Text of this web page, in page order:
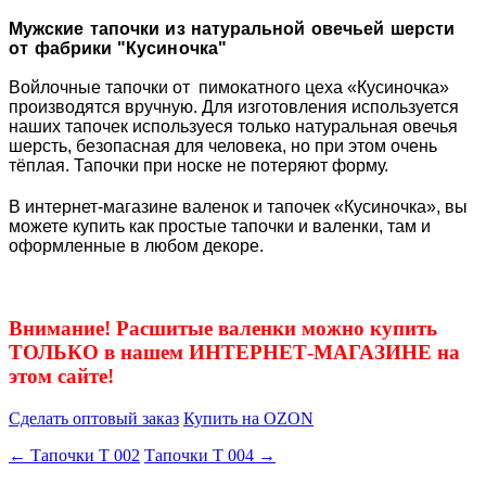
Мужские тапочки из натуральной овечьей шерсти
от фабрики "Кусиночка"
Войлочные тапочки от пимокатного цеха «Кусиночка»
производятся вручную. Для изготовления используется
наших тапочек используеся только натуральная овечья
шерсть, безопасная для человека, но при этом очень
тёплая. Тапочки при носке не потеряют форму.
В интернет-магазине валенок и тапочек «Кусиночка», вы
можете купить как простые тапочки и валенки, там и
оформленные в любом декоре.
Внимание! Расшитые валенки можно купить
ТОЛЬКО в нашем ИНТЕРНЕТ-МАГАЗИНЕ на
этом сайте!
Сделать оптовый заказ Купить на OZON
← Тапочки Т 002 Тапочки Т 004 →